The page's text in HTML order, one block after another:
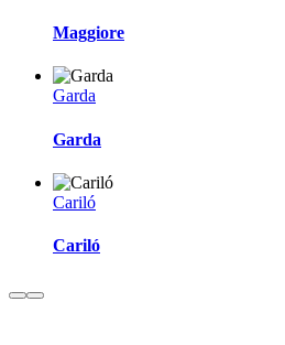
Maggiore
Garda
Garda
Cariló
Cariló